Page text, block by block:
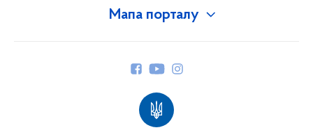
Мапа порталу